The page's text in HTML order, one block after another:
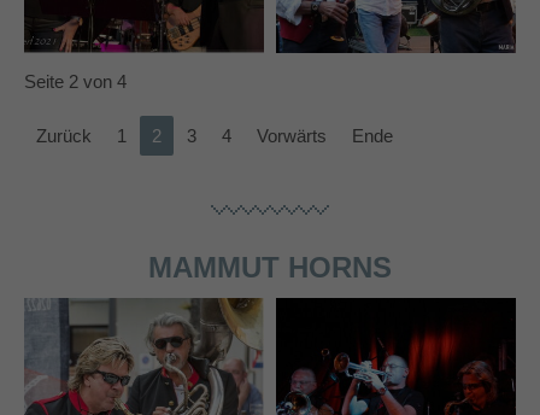
info@yourdomain.com
About us
Lorem ipsum dolor sit amet, consectetuer
adipiscing elit.
Cum sociis natoque penatibus et magnis dis parturient
Seite 2 von 4
Zurück 1 2 3 4 Vorwärts Ende
MAMMUT HORNS